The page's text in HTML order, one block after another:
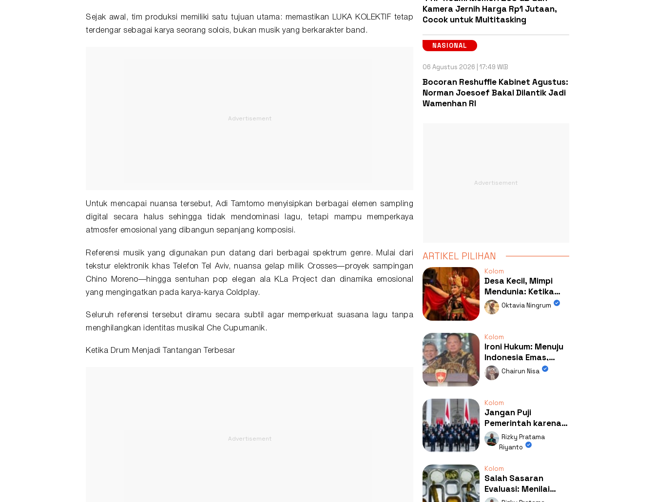
Sejak awal, tim produksi memiliki satu tujuan utama: memastikan LUKA KOLEKTIF tetap
terdengar sebagai karya seorang solois, bukan musik yang berkarakter band.
Untuk mencapai nuansa tersebut, Adi Tamtomo menyisipkan berbagai elemen sampling
digital secara halus sehingga tidak mendominasi lagu, tetapi mampu memperkaya
atmosfer emosional yang dibangun sepanjang komposisi.
Referensi musik yang digunakan pun datang dari berbagai spektrum genre. Mulai dari
tekstur elektronik khas Telefon Tel Aviv, nuansa gelap milik Crosses—proyek sampingan
Chino Moreno—hingga sentuhan pop elegan ala KLa Project dan dinamika emosional
yang mengingatkan pada karya-karya Coldplay.
Seluruh referensi tersebut diramu secara subtil agar memperkuat suasana lagu tanpa
menghilangkan identitas musikal Che Cupumanik.
Ketika Drum Menjadi Tantangan Terbesar
Kamera Jernih Harga Rp1 Jutaan,
Cocok untuk Multitasking
NASIONAL
06 Agustus 2026 | 17:49 WIB
Bocoran Reshuffle Kabinet Agustus:
Norman Joesoef Bakal Dilantik Jadi
Wamenhan RI
ARTIKEL PILIHAN
Kolom
Desa Kecil, Mimpi
Mendunia: Ketika
Kolaborasi
Mengubah Wajah
Oktavia Ningrum
Kolom
Ironi Hukum: Menuju
Indonesia Emas,
Ternyata Emasnya
Ada di Rumah Febrie!
Chairun Nisa
Kolom
Jangan Puji
Pemerintah karena
Kerja: Mengapa
Publik Begitu Mudah
Rizky Pratama
Riyanto
Kolom
Salah Sasaran
Evaluasi: Menilai
Program MBG Lewat